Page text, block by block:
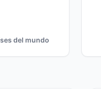
del mundo